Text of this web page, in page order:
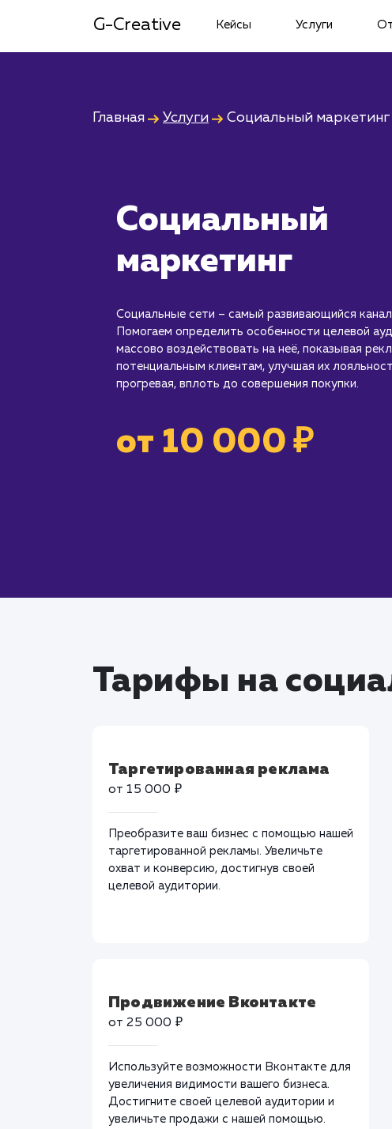
G-Creative Кейсы Услуги
Главная Услуги Социальный маркетинг
Социальный
маркетинг
Социальные сети – самый развивающийся
Помогаем определить особенности целевой
массово воздействовать на неё, показывая
потенциальным клиентам, улучшая их
прогревая, вплоть до совершения покупки.
от 10 000 ₽
Тарифы на
Таргетированная реклама
от 15 000 ₽
Преобразите ваш бизнес с помощью нашей
таргетированной рекламы. Увеличьте
охват и конверсию, достигнув своей
целевой аудитории.
Продвижение Вконтакте
от 25 000 ₽
Используйте возможности Вконтакте для
увеличения видимости вашего бизнеса.
Достигните своей целевой аудитории и
увеличьте продажи с нашей помощью.